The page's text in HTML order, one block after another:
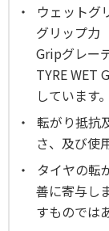
ウェットグ
グリップ力
Gripグレー
TYRE WET
しています。
転がり抵抗
さ、及び使
タイヤの転
善に寄与し
すものでは